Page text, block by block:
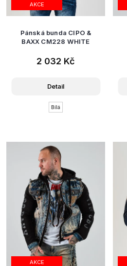
AKCE
Pánská bunda CIPO &
BAXX CM228 WHITE
2 032 Kč
Detail
Bílá
AKCE